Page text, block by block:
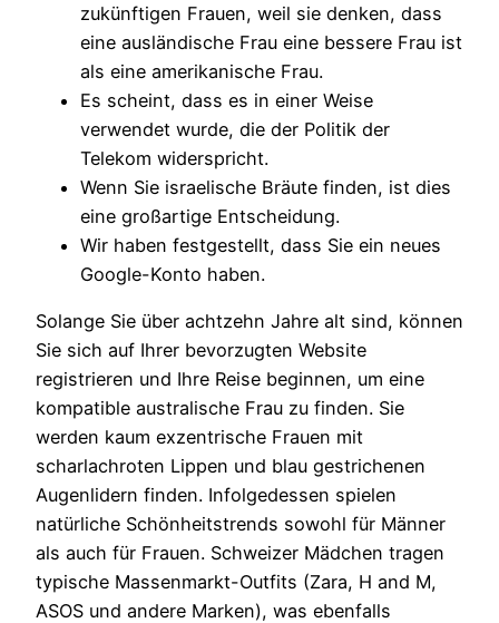
zukünftigen Frauen, weil sie denken, dass
eine ausländische Frau eine bessere Frau ist
als eine amerikanische Frau.
Es scheint, dass es in einer Weise
verwendet wurde, die der Politik der
Telekom widerspricht.
Wenn Sie israelische Bräute finden, ist dies
eine großartige Entscheidung.
Wir haben festgestellt, dass Sie ein neues
Google-Konto haben.
Solange Sie über achtzehn Jahre alt sind, können
Sie sich auf Ihrer bevorzugten Website
registrieren und Ihre Reise beginnen, um eine
kompatible australische Frau zu finden. Sie
werden kaum exzentrische Frauen mit
scharlachroten Lippen und blau gestrichenen
Augenlidern finden. Infolgedessen spielen
natürliche Schönheitstrends sowohl für Männer
als auch für Frauen. Schweizer Mädchen tragen
typische Massenmarkt-Outfits (Zara, H and M,
ASOS und andere Marken), was ebenfalls